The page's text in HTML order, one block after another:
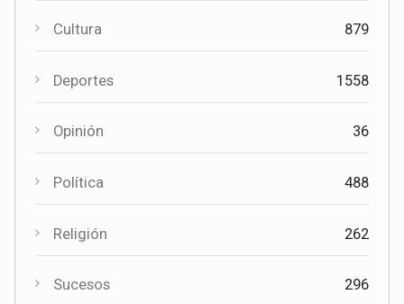
Cultura
El Certamen "Villa Cervantina" vuelve a situar a Mota del
Cultura 879
Deportes 1558
Opinión 36
Política 488
Religión 262